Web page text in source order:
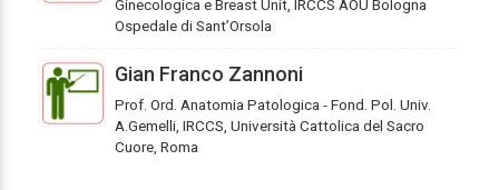
Ginecologica e Breast Unit, IRCCS AOU Bologna
Ospedale di Sant’Orsola
Gian Franco Zannoni
Prof. Ord. Anatomia Patologica - Fond. Pol. Univ.
A.Gemelli, IRCCS, Università Cattolica del Sacro
Cuore, Roma